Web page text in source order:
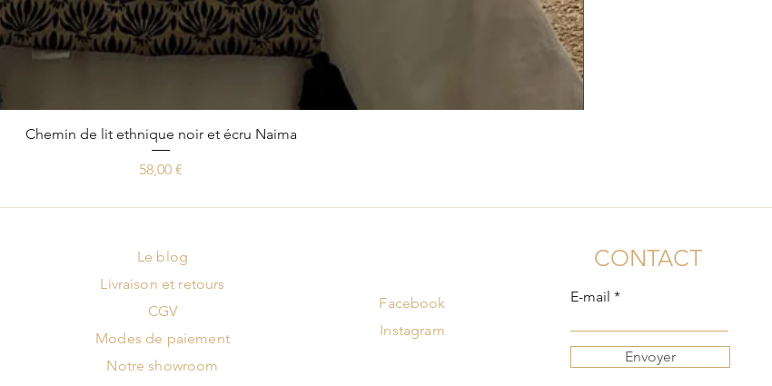
Aperçu rapide
Chemin de lit ethnique noir et écru Naima
Prix
58,00 €
Le blog
Livraison et retours
CGV
Modes de paiement
Notre showroom
CONTACT
E-mail
Envoyer
Facebook
Instagram